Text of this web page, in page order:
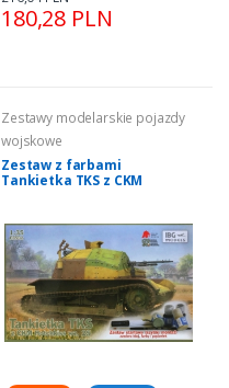
180,28 PLN
Zestawy modelarskie pojazdy
wojskowe
Zestaw z farbami
Tankietka TKS z CKM